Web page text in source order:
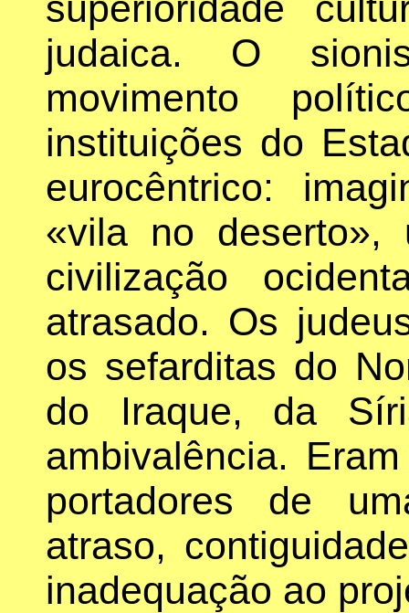
judaica. O
movimento
instituições do
eurocêntrico:
«vila no deserto»,
civilização
atrasado. Os
os sefarditas do
do Iraque, da
ambivalência.
portadores de
atraso,
inadequação ao